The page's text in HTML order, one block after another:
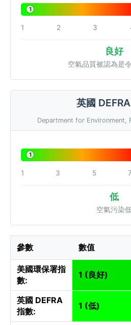
1
1 2 3
良好
空氣品質被認為是
英國
Department for Environment,
1
1 3 5 7
低
空氣污染
參數 數值
美國環保署指
數:
1 (良好)
英國 DEFRA
指數:
1 (低)